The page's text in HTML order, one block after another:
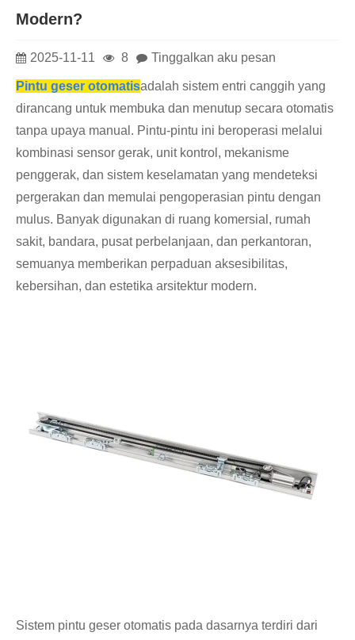
Modern?
2025-11-11 8 Tinggalkan aku pesan
Pintu geser otomatisadalah sistem entri canggih yang
dirancang untuk membuka dan menutup secara otomatis
tanpa upaya manual. Pintu-pintu ini beroperasi melalui
kombinasi sensor gerak, unit kontrol, mekanisme
penggerak, dan sistem keselamatan yang mendeteksi
pergerakan dan memulai pengoperasian pintu dengan
mulus. Banyak digunakan di ruang komersial, rumah
sakit, bandara, pusat perbelanjaan, dan perkantoran,
semuanya memberikan perpaduan aksesibilitas,
kebersihan, dan estetika arsitektur modern.
Sistem pintu geser otomatis pada dasarnya terdiri dari